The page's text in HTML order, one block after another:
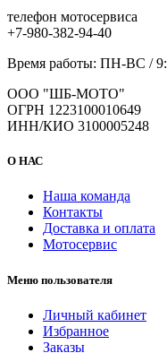
телефон мотосервиса
+7-980-382-94-40
Время работы: ПН-ВС /
ООО "ШБ-МОТО"
ОГРН 1223100010649
ИНН/КИО 3100005248
О НАС
Наша команда
Контакты
Доставка и оплата
Мотосервис
Меню пользователя
Личный кабинет
Избранное
Заказы